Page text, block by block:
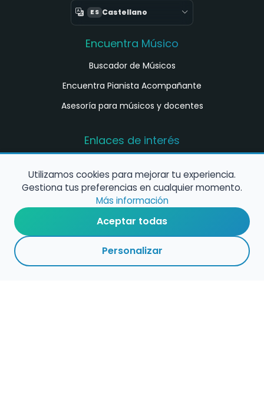
ES Castellano
Encuentra Músico
Buscador de Músicos
Encuentra Pianista Acompañante
Asesoría para músicos y docentes
Enlaces de interés
música en España
Configura alertas de empleo
Contacta con nosotros
Utilizamos cookies para mejorar tu experiencia.
Gestiona tus preferencias en cualquier momento.
Más información
Aceptar todas
Personalizar